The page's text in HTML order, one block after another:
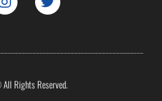
Rights Reserved.